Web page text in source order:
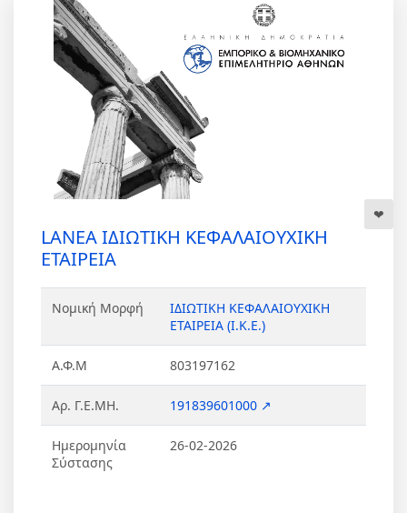
LANEA ΙΔΙΩΤΙΚΗ ΚΕΦΑΛΑΙΟΥΧΙΚΗ
ΕΤΑΙΡΕΙΑ
Νομική Μορφή
ΙΔΙΩΤΙΚΗ ΚΕΦΑΛΑΙΟΥΧΙΚΗ
ΕΤΑΙΡΕΙΑ (Ι.Κ.Ε.)
Α.Φ.Μ 803197162
Αρ. Γ.Ε.ΜΗ. 191839601000 ↗
Ημερομηνία
Σύστασης
26-02-2026